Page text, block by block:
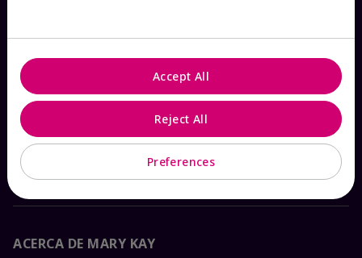
Contáctanos
Catálogos interactivos
Preguntas frecuentes
ACERCA DE MARY KAY
Preferences
Reject All
Accept All